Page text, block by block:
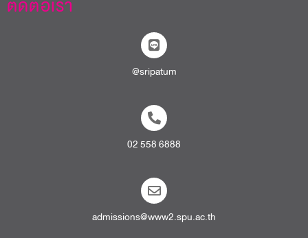
ติดต่อเรา
@sripatum
02 558 6888
admissions@www2.spu.ac.th